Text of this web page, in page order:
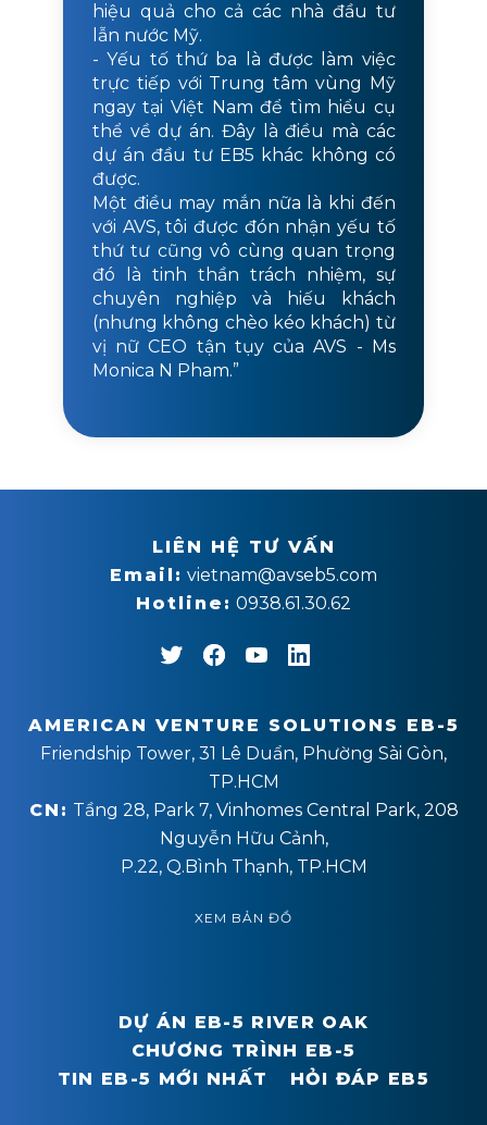
hiệu quả cho cả các nhà đầu tư
lẫn nước Mỹ.
- Yếu tố thứ ba là được làm việc
trực tiếp với Trung tâm vùng Mỹ
ngay tại Việt Nam để tìm hiểu cụ
thể về dự án. Đây là điều mà các
dự án đầu tư EB5 khác không có
được.
Một điều may mắn nữa là khi đến
với AVS, tôi được đón nhận yếu tố
thứ tư cũng vô cùng quan trọng
đó là tinh thần trách nhiệm, sự
chuyên nghiệp và hiếu khách
(nhưng không chèo kéo khách) từ
vị nữ CEO tận tụy của AVS - Ms
Monica N Pham.”
LIÊN HỆ TƯ VẤN
Email: vietnam@avseb5.com
Hotline: 0938.61.30.62
AMERICAN VENTURE SOLUTIONS EB-5
Friendship Tower, 31 Lê Duẩn, Phường Sài Gòn,
TP.HCM
CN: Tầng 28, Park 7, Vinhomes Central Park, 208
Nguyễn Hữu Cảnh,
P.22, Q.Bình Thạnh, TP.HCM
XEM BẢN ĐỒ
DỰ ÁN EB-5 RIVER OAK
CHƯƠNG TRÌNH EB-5
TIN EB-5 MỚI NHẤT
HỎI ĐÁP EB5